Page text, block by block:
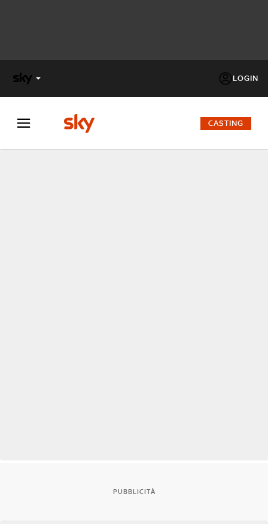
LOGIN
FACTOR
CASTING
PUBBLICITÀ